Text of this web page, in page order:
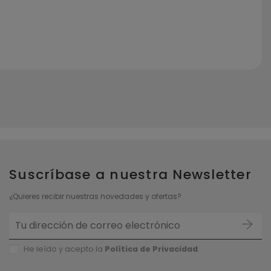
Suscríbase a nuestra Newsletter
¿Quieres recibir nuestras novedades y ofertas?
He leído y acepto la Política de Privacidad.